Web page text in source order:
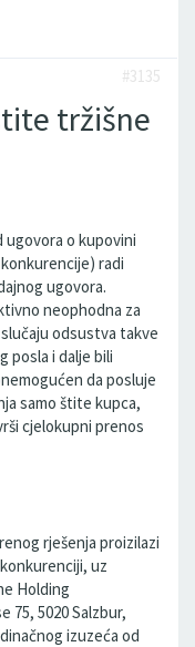
#3135
tržišne
ugovora o kupovini
radi
ugovora.
neophodna za
odsustva takve
posla i dalje bili
da posluje
samo štite kupca,
cjelokupni prenos
rješenja proizilazi
uz
Holding
75, 5020 Salzbur,
izuzeća od